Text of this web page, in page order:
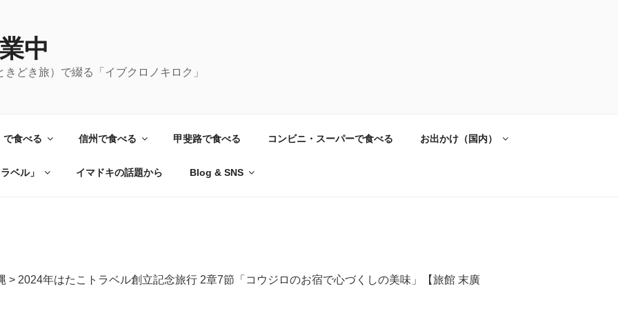
中
どき旅）で綴る「イブクロノキロク」
で食べる 信州で食べる 甲斐路で食べる コンビニ・スーパーで食べる お出かけ（国内）
ベル」 イマドキの話題から Blog & SNS
> 2024年はたこトラベル創立記念旅行 2章7節「コウジロのお宿で心づくしの美味」【旅館 末廣